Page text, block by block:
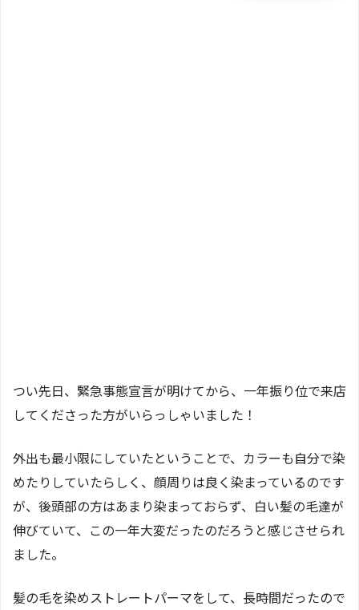
つい先日、緊急事態宣言が明けてから、一年振り位で来店
してくださった方がいらっしゃいました！
外出も最小限にしていたということで、カラーも自分で染
めたりしていたらしく、顔周りは良く染まっているのです
が、後頭部の方はあまり染まっておらず、白い髪の毛達が
伸びていて、この一年大変だったのだろうと感じさせられ
ました。
髪の毛を染めストレートパーマをして、長時間だったので